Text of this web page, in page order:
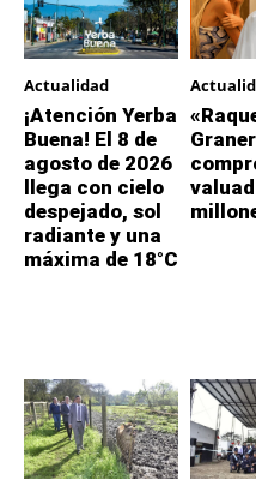
Actualidad
¡Atención Yerba
Buena! El 8 de
agosto de 2026
llega con cielo
despejado, sol
radiante y una
máxima de 18°C